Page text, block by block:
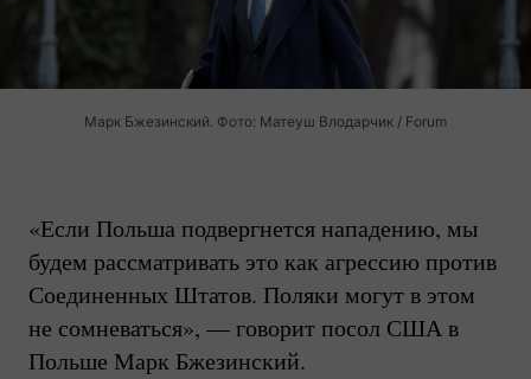
Марк Бжезинский. Фото: Матеуш Влодарчик / Forum
«Если Польша подвергнется нападению, мы
будем рассматривать это как агрессию против
Соединенных Штатов. Поляки могут в этом
не сомневаться», — говорит посол США в
Польше Марк Бжезинский.